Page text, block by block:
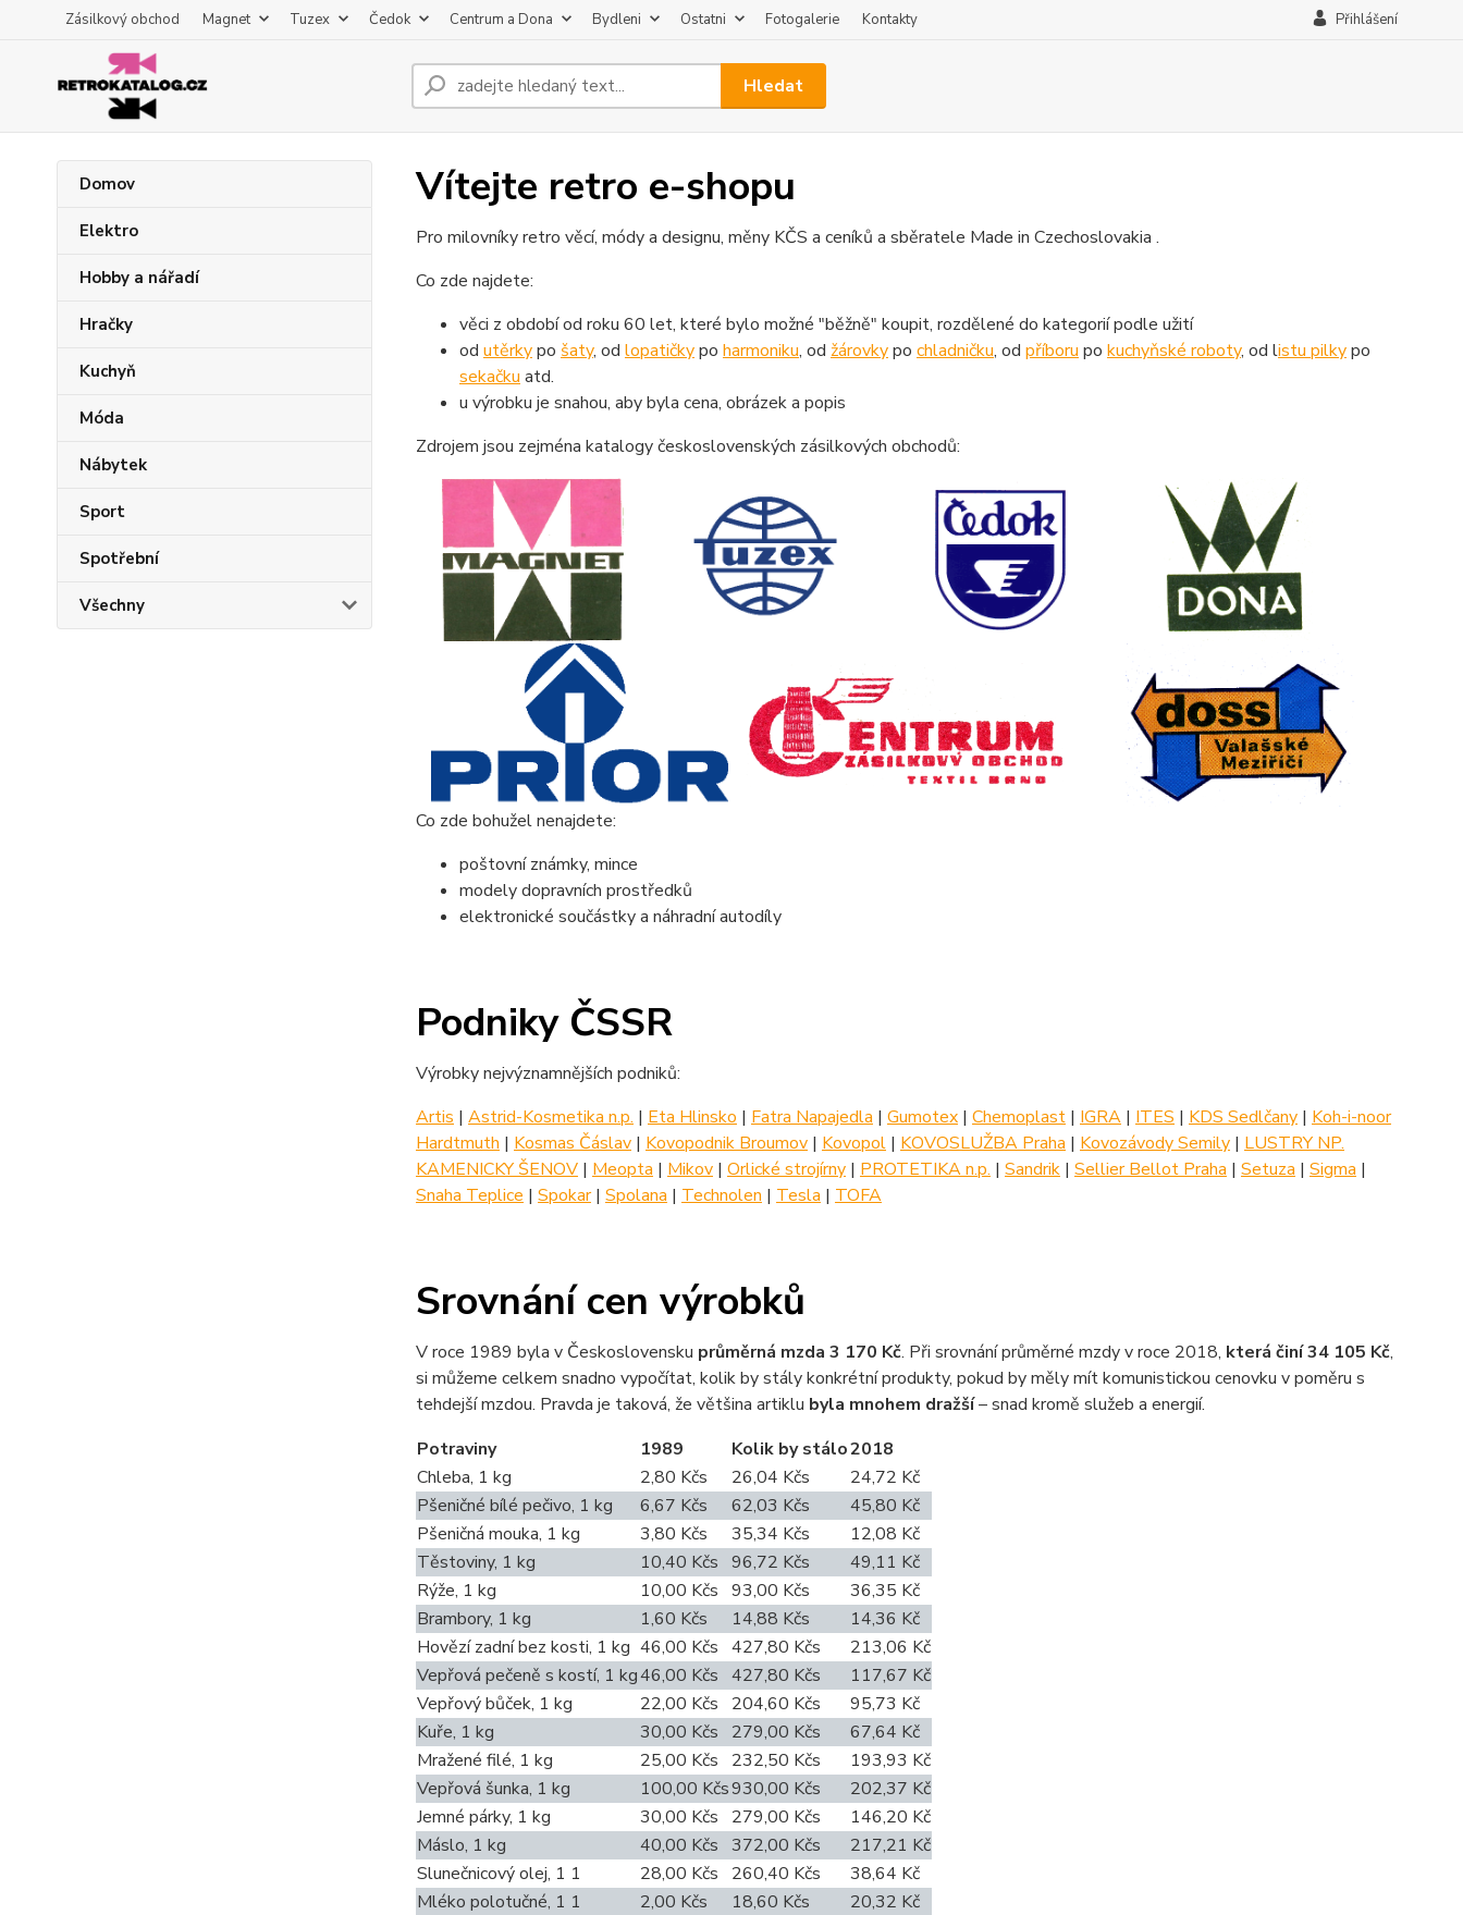
Zásilkový obchod Magnet Tuzex Čedok Centrum a Dona Bydleni Ostatni Fotogalerie Kontakty Přihlášení
Hledat
Domov
Elektro
Hobby a nářadí
Hračky
Kuchyň
Móda
Nábytek
Sport
Spotřební
Všechny
Vítejte retro e-shopu
Pro milovníky retro věcí, módy a designu, měny KČS a ceníků a sběratele Made in Czechoslovakia .
Co zde najdete:
věci z období od roku 60 let, které bylo možné "běžně" koupit, rozdělené do kategorií podle užití
od utěrkypo šaty, od lopatičkypo harmoniku, od žárovkypo chladničku, od příboru po kuchyňské roboty, od listu pilkypo
sekačku atd.
u výrobku je snahou, aby byla cena, obrázek a popis
Zdrojem jsou zejména katalogy československých zásilkových obchodů:
Co zde bohužel nenajdete:
poštovní známky, mince
modely dopravních prostředků
elektronické součástky a náhradní autodíly
Podniky ČSSR
Výrobky nejvýznamnějších podniků:
Artis | Astrid-Kosmetika n.p. | Eta Hlinsko | Fatra Napajedla | Gumotex| Chemoplast| IGRA| ITES | KDS Sedlčany| Koh-i-noor
Hardtmuth | Kosmas Čáslav| Kovopodnik Broumov| Kovopol| KOVOSLUŽBA Praha | Kovozávody Semily| LUSTRY NP.
KAMENICKY ŠENOV| Meopta | Mikov| Orlické strojírny| PROTETIKA n.p. | Sandrik| Sellier Bellot Praha | Setuza | Sigma |
Snaha Teplice | Spokar| Spolana | Technolen | Tesla | TOFA
Srovnání cen výrobků
V roce 1989 byla v Československu průměrná mzda 3 170 Kč. Při srovnání průměrné mzdy v roce 2018, která činí 34 105 Kč,
si můžeme celkem snadno vypočítat, kolik by stály konkrétní produkty, pokud by měly mít komunistickou cenovku v poměru s
tehdejší mzdou. Pravda je taková, že většina artiklu byla mnohem dražší– snad kromě služeb a energií.
Potraviny
1989 Kolik by stálo2018
Chleba, 1 kg
2,80 Kčs 26,04 Kčs
24,72 Kč
Pšeničné bílé pečivo, 1 kg
6,67 Kčs 62,03 Kčs
45,80 Kč
Pšeničná mouka, 1 kg
3,80 Kčs 35,34 Kčs
12,08 Kč
Těstoviny, 1 kg
10,40 Kčs 96,72 Kčs
49,11 Kč
Rýže, 1 kg
10,00 Kčs 93,00 Kčs
36,35 Kč
Brambory, 1 kg
1,60 Kčs 14,88 Kčs
14,36 Kč
Hovězí zadní bez kosti, 1 kg 46,00 Kčs 427,80 Kčs
213,06 Kč
Vepřová pečeně s kostí, 1 kg46,00 Kčs 427,80 Kčs
117,67 Kč
Vepřový bůček, 1 kg
22,00 Kčs 204,60 Kčs
95,73 Kč
Kuře, 1 kg
30,00 Kčs 279,00 Kčs
67,64 Kč
Mražené filé, 1 kg
25,00 Kčs 232,50 Kčs
193,93 Kč
Vepřová šunka, 1 kg
100,00 Kčs930,00 Kčs
202,37 Kč
Jemné párky, 1 kg
30,00 Kčs 279,00 Kčs
146,20 Kč
Máslo, 1 kg
40,00 Kčs 372,00 Kčs
217,21 Kč
Slunečnicový olej, 1 1
28,00 Kčs 260,40 Kčs
38,64 Kč
Mléko polotučné, 1 1
2,00 Kčs 18,60 Kčs
20,32 Kč